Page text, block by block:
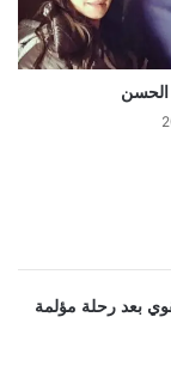
الحسن
بعد رحلة مؤلمة